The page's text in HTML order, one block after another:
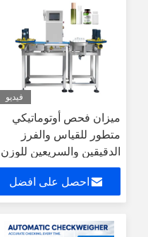
فيديو
ميزان فحص أوتوماتيكي
متطور للقياس والفرز
الدقيقين والسريعين للوزن
احصل على افضل